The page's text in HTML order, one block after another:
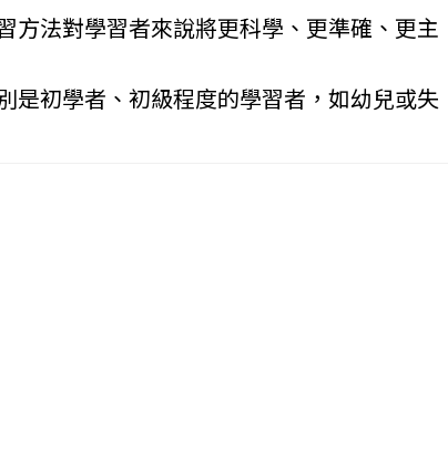
方法對學習者來說將更科學、更準確、更主
是初學者、初級程度的學習者，如幼兒或失